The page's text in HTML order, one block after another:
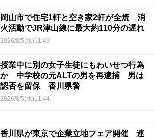
岡山市で住宅1軒と空き家2軒が全焼 消
火活動でJR津山線に最大約110分の遅れ
2026/8/5(水)11:49
授業中に別の女子生徒にもわいせつ行為
か 中学校の元ALTの男を再逮捕 男は
認否を留保 香川県警
2026/8/5(水)11:44
香川県が東京で企業立地フェア開催 連